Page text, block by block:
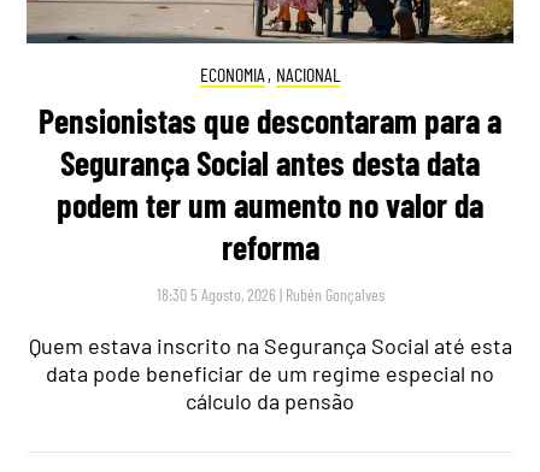
ECONOMIA , NACIONAL
Pensionistas que descontaram para a
Segurança Social antes desta data
podem ter um aumento no valor da
reforma
18:30 5 Agosto, 2026 | Rubén Gonçalves
Quem estava inscrito na Segurança Social até esta
data pode beneficiar de um regime especial no
cálculo da pensão